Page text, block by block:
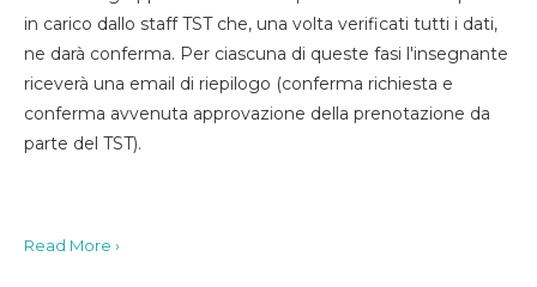
in carico dallo staff TST che, una volta verificati tutti i dati,
ne darà conferma. Per ciascuna di queste fasi l'insegnante
riceverà una email di riepilogo (conferma richiesta e
conferma avvenuta approvazione della prenotazione da
parte del TST).
Read More ›